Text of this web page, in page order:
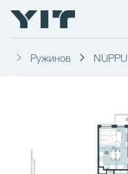
Ружинов NUPPU